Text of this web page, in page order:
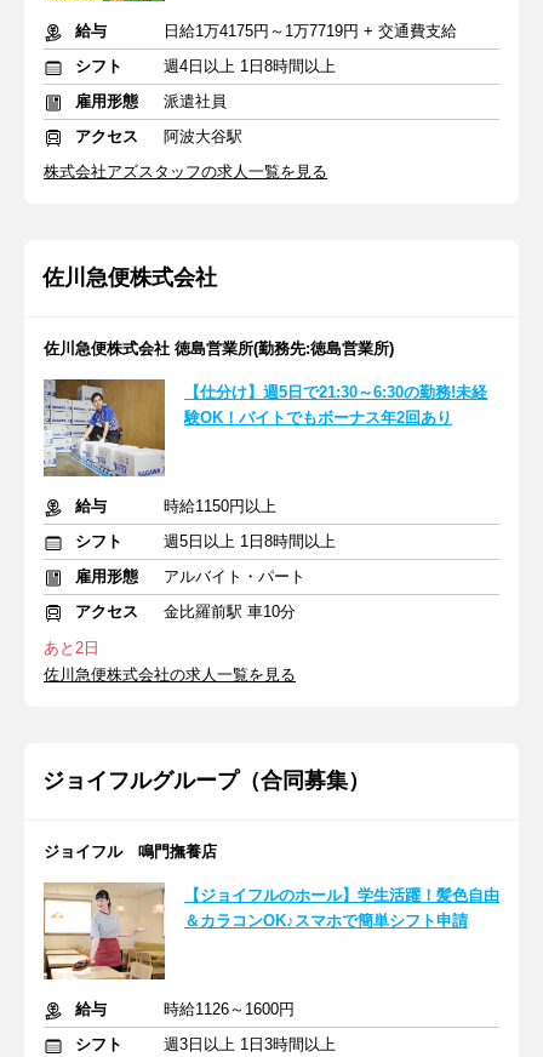
給与
日給1万4175円～1万7719円 + 交通費支給
シフト
週4日以上 1日8時間以上
雇用形態
派遣社員
アクセス
阿波大谷駅
株式会社アズスタッフの求人一覧を見る
佐川急便株式会社
佐川急便株式会社 徳島営業所(勤務先:徳島営業所)
【仕分け】週5日で21:30～6:30の勤務!未経
験OK！バイトでもボーナス年2回あり
給与
時給1150円以上
シフト
週5日以上 1日8時間以上
雇用形態
アルバイト・パート
アクセス
金比羅前駅 車10分
あと2日
佐川急便株式会社の求人一覧を見る
ジョイフルグループ（合同募集）
ジョイフル 鳴門撫養店
【ジョイフルのホール】学生活躍！髪色自由
＆カラコンOK♪スマホで簡単シフト申請
給与
時給1126～1600円
シフト
週3日以上 1日3時間以上